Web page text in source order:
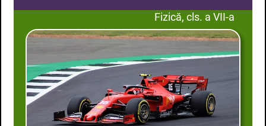
Fizică, cls. a VII-a